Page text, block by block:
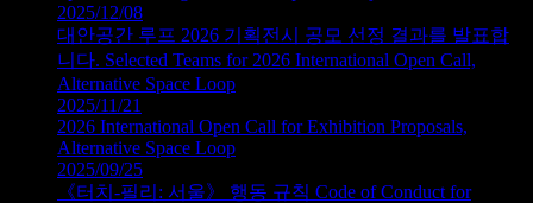
2025/12/08
대안공간 루프 2026 기획전시 공모 선정 결과를 발표합
니다. Selected Teams for 2026 International Open Call,
Alternative Space Loop
2025/11/21
2026 International Open Call for Exhibition Proposals,
Alternative Space Loop
2025/09/25
《터치‑필리: 서울》 행동 규칙 Code of Conduct for